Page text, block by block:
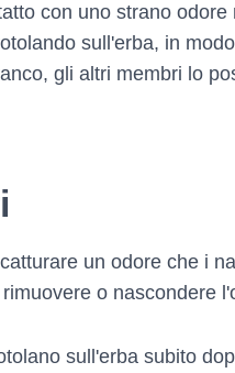
con uno strano
sull'erba, in
gli altri membri lo
un odore che i
o nascondere
sull'erba subito